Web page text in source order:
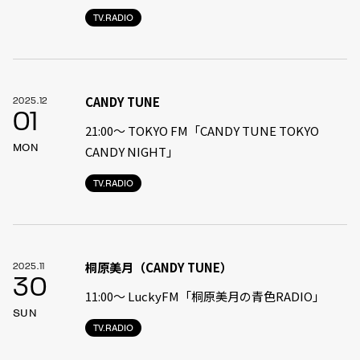
TV.RADIO
2025.12
01
MON
TV.RADIO
CANDY TUNE
21:00〜 TOKYO FM「CANDY TUNE TOKYO
CANDY NIGHT」
2025.11
30
SUN
TV.RADIO
桐原美月（CANDY TUNE）
11:00〜 LuckyFM「桐原美月の青色RADIO」